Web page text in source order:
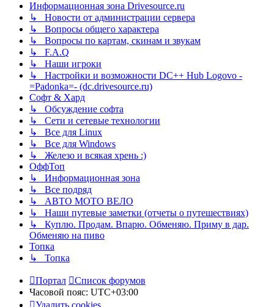
Информационная зона Drivesource.ru
↳ Новости от администрации сервера
↳ Вопросы общего характера
↳ Вопросы по картам, скинам и звукам
↳ F.A.Q
↳ Наши игроки
↳ Настройки и возможности DC++ Hub Logovo -
=Padonka=- (dc.drivesource.ru)
Софт & Хард
↳ Обсуждение софта
↳ Сети и сетевые технологии
↳ Все для Linux
↳ Все для Windows
↳ Железо и всякая хрень :)
ОффТоп
↳ Информационная зона
↳ Все подряд
↳ АВТО МОТО ВЕЛО
↳ Наши путевые заметки (отчеты о путешествиях)
↳ Куплю. Продам. Впарю. Обменяю. Приму в дар.
Обменяю на пиво
Топка
↳ Топка
Портал
Список форумов
Часовой пояс: UTC+03:00